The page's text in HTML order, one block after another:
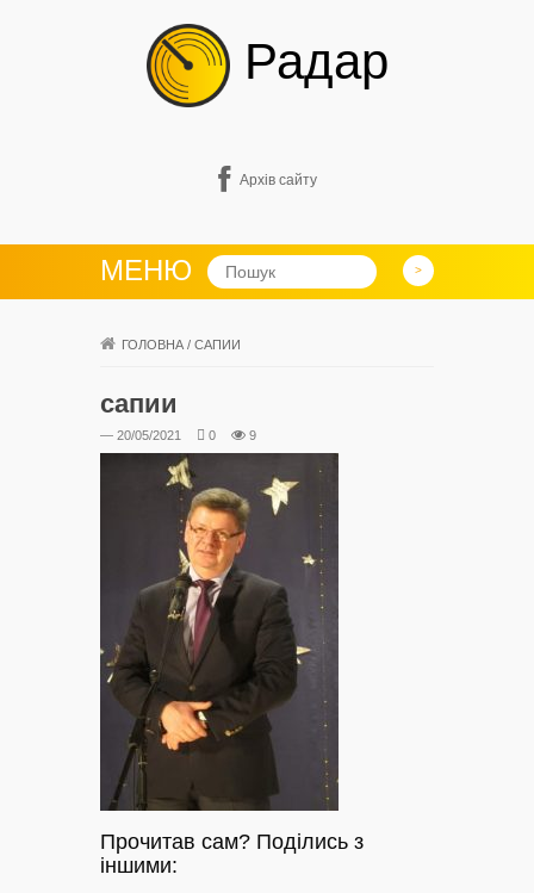
Радар
Архів сайту
МЕНЮ
ГОЛОВНА / САПИИ
сапии
— 20/05/2021 0 9
Прочитав сам? Поділись з
іншими: